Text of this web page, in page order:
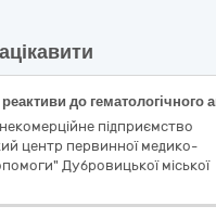
підприємство
центр первинної медико-
Дубровицької міської